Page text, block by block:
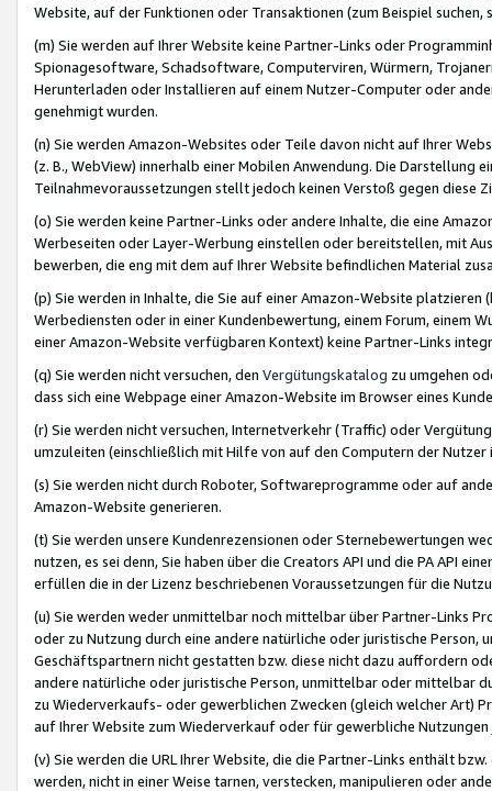
Website, auf der Funktionen oder Transaktionen (zum Beispiel
(m) Sie werden auf Ihrer Website keine Partner-Links oder
Spionagesoftware, Schadsoftware, Computerviren, Würmern,
Herunterladen oder Installieren auf einem Nutzer-Computer oder
genehmigt wurden.
(n) Sie werden Amazon-Websites oder Teile davon nicht auf Ihrer
(z. B., WebView) innerhalb einer Mobilen Anwendung. Die Darstellung
Teilnahmevoraussetzungen stellt jedoch keinen Verstoß gegen diese
(o) Sie werden keine Partner-Links oder andere Inhalte, die eine
Werbeseiten oder Layer-Werbung einstellen oder bereitstellen, mit
bewerben, die eng mit dem auf Ihrer Website befindlichen Material
(p) Sie werden in Inhalte, die Sie auf einer Amazon-Website
Werbediensten oder in einer Kundenbewertung, einem Forum, einem
einer Amazon-Website verfügbaren Kontext) keine Partner-Links
(q) Sie werden nicht versuchen, den Vergütungskatalog zu umgehen
dass sich eine Webpage einer Amazon-Website im Browser eines
(r) Sie werden nicht versuchen, Internetverkehr (Traffic) oder
umzuleiten (einschließlich mit Hilfe von auf den Computern der
(s) Sie werden nicht durch Roboter, Softwareprogramme oder auf
Amazon-Website generieren.
(t) Sie werden unsere Kundenrezensionen oder Sternebewertungen
nutzen, es sei denn, Sie haben über die Creators API und die PA API
erfüllen die in der Lizenz beschriebenen Voraussetzungen für die
(u) Sie werden weder unmittelbar noch mittelbar über Partner-Links
oder zu Nutzung durch eine andere natürliche oder juristische
Geschäftspartnern nicht gestatten bzw. diese nicht dazu auffordern
andere natürliche oder juristische Person, unmittelbar oder mittelbar
zu Wiederverkaufs- oder gewerblichen Zwecken (gleich welcher Art)
auf Ihrer Website zum Wiederverkauf oder für gewerbliche
(v) Sie werden die URL Ihrer Website, die die Partner-Links enthält
werden, nicht in einer Weise tarnen, verstecken, manipulieren oder